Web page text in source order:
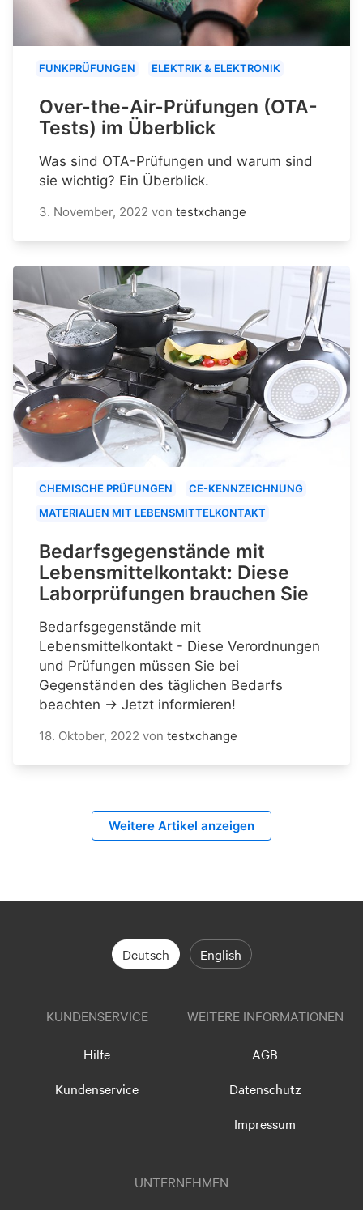
FUNKPRÜFUNGEN ELEKTRIK & ELEKTRONIK
Over-the-Air-Prüfungen (OTA-
Tests) im Überblick
Was sind OTA-Prüfungen und warum sind
sie wichtig? Ein Überblick.
3. November, 2022 von testxchange
CHEMISCHE PRÜFUNGEN
CE-KENNZEICHNUNG
MATERIALIEN MIT LEBENSMITTELKONTAKT
Bedarfsgegenstände mit
Lebensmittelkontakt: Diese
Laborprüfungen brauchen Sie
Bedarfsgegenstände mit
Lebensmittelkontakt - Diese Verordnungen
und Prüfungen müssen Sie bei
Gegenständen des täglichen Bedarfs
beachten → Jetzt informieren!
18. Oktober, 2022 von testxchange
Weitere Artikel anzeigen
Deutsch English
KUNDENSERVICE
Hilfe
Kundenservice
WEITERE INFORMATIONEN
AGB
Datenschutz
Impressum
UNTERNEHMEN